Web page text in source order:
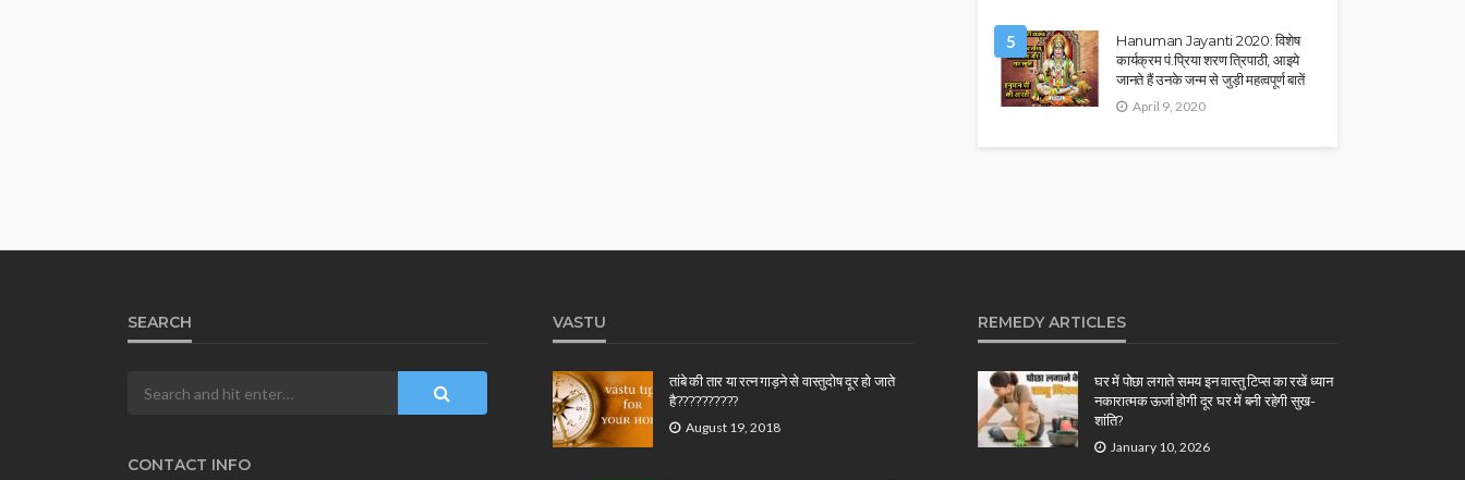
5
Hanuman Jayanti 2020: विशेष
कार्यक्रम पं.प्रिया शरण त्रिपाठी, आइये
जानते हैं उनके जन्म से जुड़ी महत्वपूर्ण बातें
April 9, 2020
SEARCH
CONTACT INFO
VASTU
तांबे की तार या रत्न गाड़ने से वास्तुदोष दूर हो जाते
है??????????
August 19, 2018
REMEDY ARTICLES
घर में पोछा लगाते समय इन वास्तु टिप्स का रखें ध्यान
नकारात्मक ऊर्जा होगी दूर घर में बनी रहेगी सुख-
शांति?
January 10, 2026